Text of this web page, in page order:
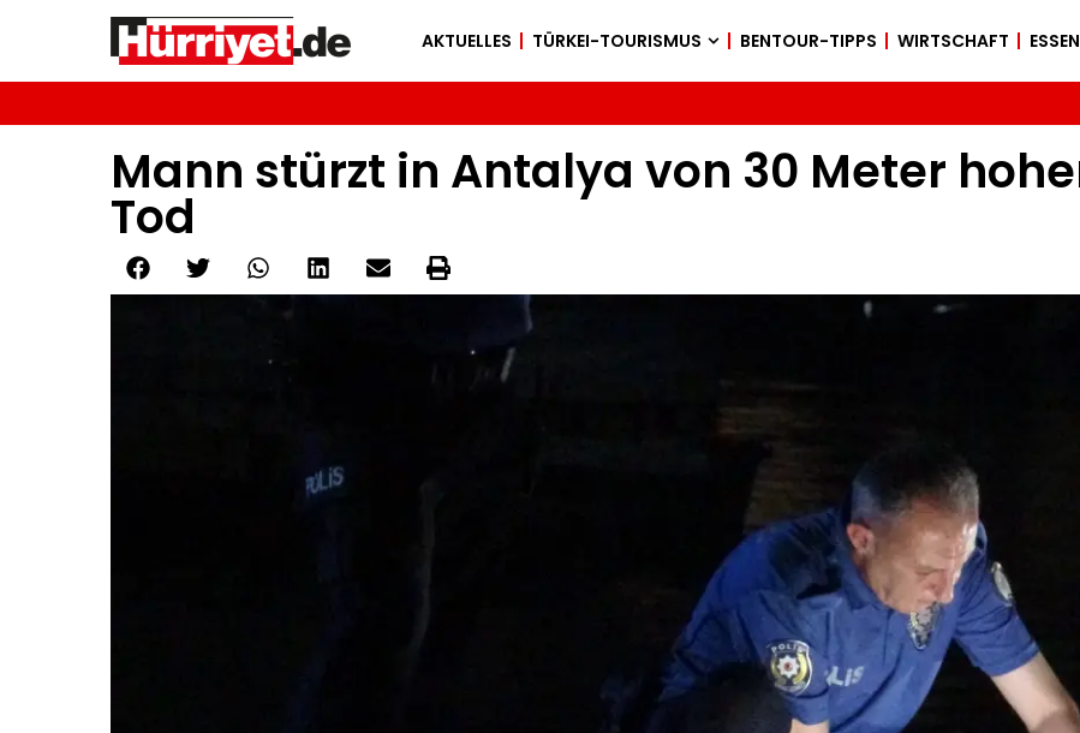
AKTUELLES TÜRKEI-TOURISMUS BENTOUR-TIPPS WIRTSCHAFT
Mann stürzt in Antalya von 30 Meter
Tod